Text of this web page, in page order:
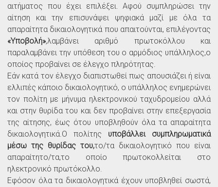
αιτήματος που έχει επιλέξει. Αφού συμπληρώσει την
αίτηση και την επισυνάψει ψηφιακά μαζί με όλα τα
απαραίτητα δικαιολογητικά που απαιτούνται, επιλέγοντας
«Υποβολή»,λαμβάνει αριθμό πρωτοκόλλου και
παραλαμβάνει την υπόθεση του ο αρμόδιος υπάλληλος,ο
οποίος προβαίνει σε έλεγχο πληρότητας.
Εάν κατά τον έλεγχο διαπιστωθεί πως απουσιάζει ή είναι
ελλιπές κάποιο δικαιολογητικό, ο υπάλληλος ενημερώνει
τον πολίτη με μήνυμα ηλεκτρονικού ταχυδρομείου αλλά
και στην θυρίδα του και δεν προβαίνει στην επεξεργασία
της αίτησης, έως ότου υποβληθούν όλα τα απαραίτητα
δικαιολογητικά.Ο πολίτης υποβάλλει συμπληρωματικά
μέσω της θυρίδας του,το/τα δικαιολογητικό που είναι
απαραίτητο/τα,το οποίο πρωτοκολλείται στο
ηλεκτρονικό πρωτόκολλο.
Εφόσον όλα τα δικαιολογητικά έχουν υποβληθεί σωστά,